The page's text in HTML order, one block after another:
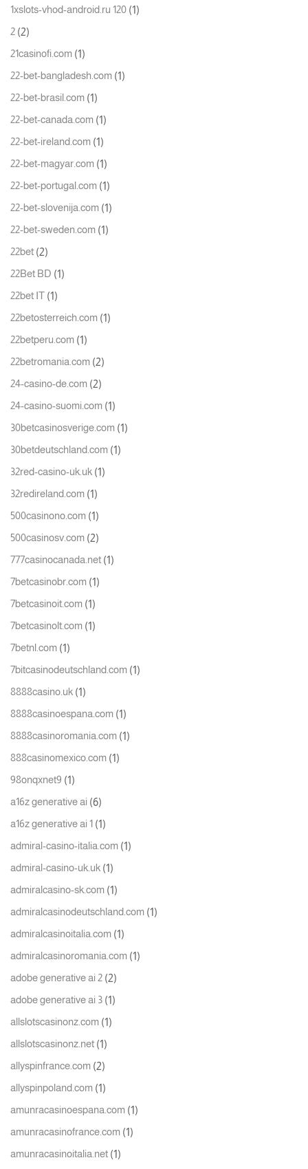
1xslots-vhod-android.ru 120 (1)
2 (2)
21casinofi.com (1)
22-bet-bangladesh.com (1)
22-bet-brasil.com (1)
22-bet-canada.com (1)
22-bet-ireland.com (1)
22-bet-magyar.com (1)
22-bet-portugal.com (1)
22-bet-slovenija.com (1)
22-bet-sweden.com (1)
22bet (2)
22Bet BD (1)
22bet IT (1)
22betosterreich.com (1)
22betperu.com (1)
22betromania.com (2)
24-casino-de.com (2)
24-casino-suomi.com (1)
30betcasinosverige.com (1)
30betdeutschland.com (1)
32red-casino-uk.uk (1)
32redireland.com (1)
500casinono.com (1)
500casinosv.com (2)
777casinocanada.net (1)
7betcasinobr.com (1)
7betcasinoit.com (1)
7betcasinolt.com (1)
7betnl.com (1)
7bitcasinodeutschland.com (1)
8888casino.uk (1)
8888casinoespana.com (1)
8888casinoromania.com (1)
888casinomexico.com (1)
98onqxnet9 (1)
a16z generative ai (6)
a16z generative ai 1 (1)
admiral-casino-italia.com (1)
admiral-casino-uk.uk (1)
admiralcasino-sk.com (1)
admiralcasinodeutschland.com (1)
admiralcasinoitalia.com (1)
admiralcasinoromania.com (1)
adobe generative ai 2 (2)
adobe generative ai 3 (1)
allslotscasinonz.com (1)
allslotscasinonz.net (1)
allyspinfrance.com (2)
allyspinpoland.com (1)
amunracasinoespana.com (1)
amunracasinofrance.com (1)
amunracasinoitalia.net (1)